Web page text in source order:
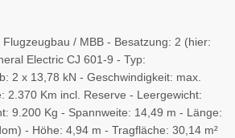
/ MBB - Besatzung: 2 (hier:
Electric CJ 601-9 - Typ:
2 x 13,78 kN - Geschwindigkeit: max.
2.370 Km incl. Reserve - Leergewicht:
9.200 Kg - Spannweite: 14,49 m - Länge:
- Höhe: 4,94 m - Tragfläche: 30,14 m²